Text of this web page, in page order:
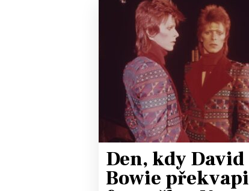
KALENDÁŘ
OSTATNÍ
PODCASTY
JAK NALADIT
RÁDIO
APLIKACE
PROGRAM
JAK
SOUTĚŽE
Den, kdy David
Bowie